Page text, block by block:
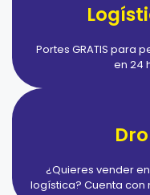
Portes GRATIS para
en 24
¿Quieres vender
logística? Cuenta